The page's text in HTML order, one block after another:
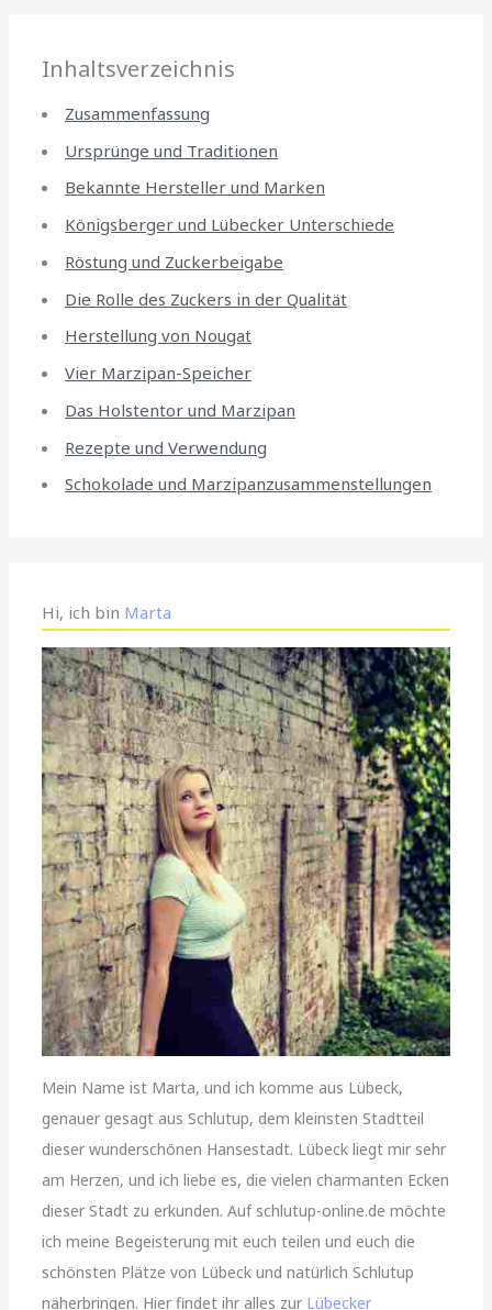
Inhaltsverzeichnis
Zusammenfassung
Ursprünge und Traditionen
Bekannte Hersteller und Marken
Königsberger und Lübecker Unterschiede
Röstung und Zuckerbeigabe
Die Rolle des Zuckers in der Qualität
Herstellung von Nougat
Vier Marzipan-Speicher
Das Holstentor und Marzipan
Rezepte und Verwendung
Schokolade und Marzipanzusammenstellungen
Hi, ich bin Marta
Mein Name ist Marta, und ich komme aus Lübeck,
genauer gesagt aus Schlutup, dem kleinsten Stadtteil
dieser wunderschönen Hansestadt. Lübeck liegt mir sehr
am Herzen, und ich liebe es, die vielen charmanten Ecken
dieser Stadt zu erkunden. Auf schlutup-online.de möchte
ich meine Begeisterung mit euch teilen und euch die
schönsten Plätze von Lübeck und natürlich Schlutup
näherbringen. Hier findet ihr alles zur Lübecker